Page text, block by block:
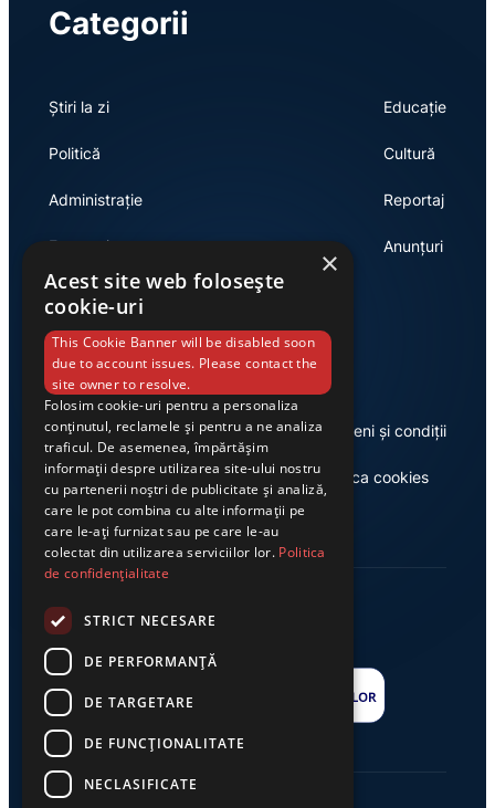
Categorii
Știri la zi
Politică
Administrație
Economie
Educație
Cultură
Reportaj
Anunțuri
Link-uri utile
Despre noi
Casa de editură Exclusiv
Termeni și condiții
Politica cookies
×
Acest site web folosește
cookie-uri
This Cookie Banner will be disabled soon
due to account issues. Please contact the
site owner to resolve.
Folosim cookie-uri pentru a personaliza
conținutul, reclamele și pentru a ne analiza
traficul. De asemenea, împărtășim
informații despre utilizarea site-ului nostru
cu partenerii noștri de publicitate și analiză,
care le pot combina cu alte informații pe
care le-ați furnizat sau pe care le-au
colectat din utilizarea serviciilor lor. Politica
de confidențialitate
STRICT NECESARE
DE PERFORMANȚĂ
DE TARGETARE
DE FUNCŢIONALITATE
NECLASIFICATE